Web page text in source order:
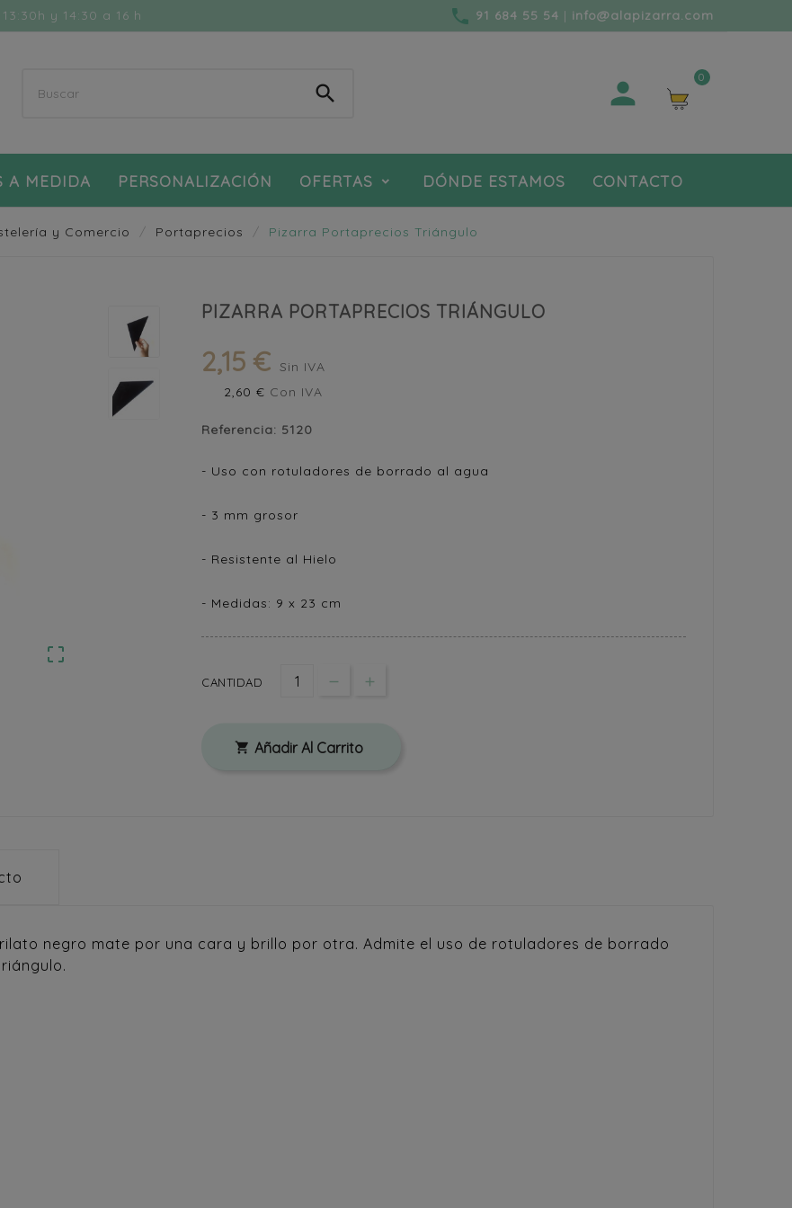
y 14:30 a 16 h phone 91 684 55 54 | info@alapizarra.com
  0
A MEDIDA PERSONALIZACIÓN OFERTAS DÓNDE ESTAMOS CONTACTO
y Comercio Portaprecios Pizarra Portaprecios Triángulo

PIZARRA PORTAPRECIOS TRIÁNGULO
2,15 € Sin IVA
2,60 € Con IVA
Referencia: 5120
- Uso con rotuladores de borrado al agua
- 3 mm grosor
- Resistente al Hielo
- Medidas: 9 x 23 cm
CANTIDAD
 Añadir Al Carrito
negro mate por una cara y brillo por otra. Admite el uso de rotuladores de borrado